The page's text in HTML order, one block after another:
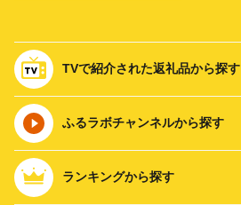
TVで紹介された返礼品から探す
ふるラボチャンネルから探す
ランキングから探す